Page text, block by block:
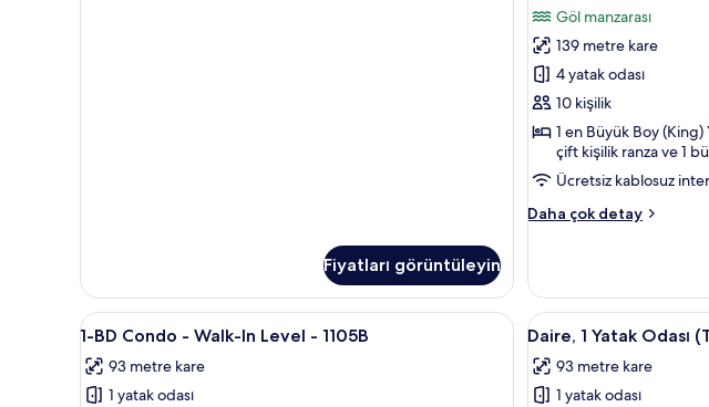
Fiyatları görüntüleyin
Göl manzarası
139 metre kare
4 yatak odası
10 kişilik
1 en Büyük Boy
çift kişilik ranza ve 1
Ücretsiz kablosuz
Daha çok detay
Deluxe
Yatak
Odası,
Göl
hakkında
daha
1-
BD
Condo
-
Kablolu TV kanalları bulunan 30 inç akıllı televizyon, televizyon
13
1-BD Condo - Walk-In Level - 1105B
93 metre kare
1 yatak odası
Daire,
1
Yatak
Odası
14
Daire, 1 Yatak Odası
93 metre kare
1 yatak odası